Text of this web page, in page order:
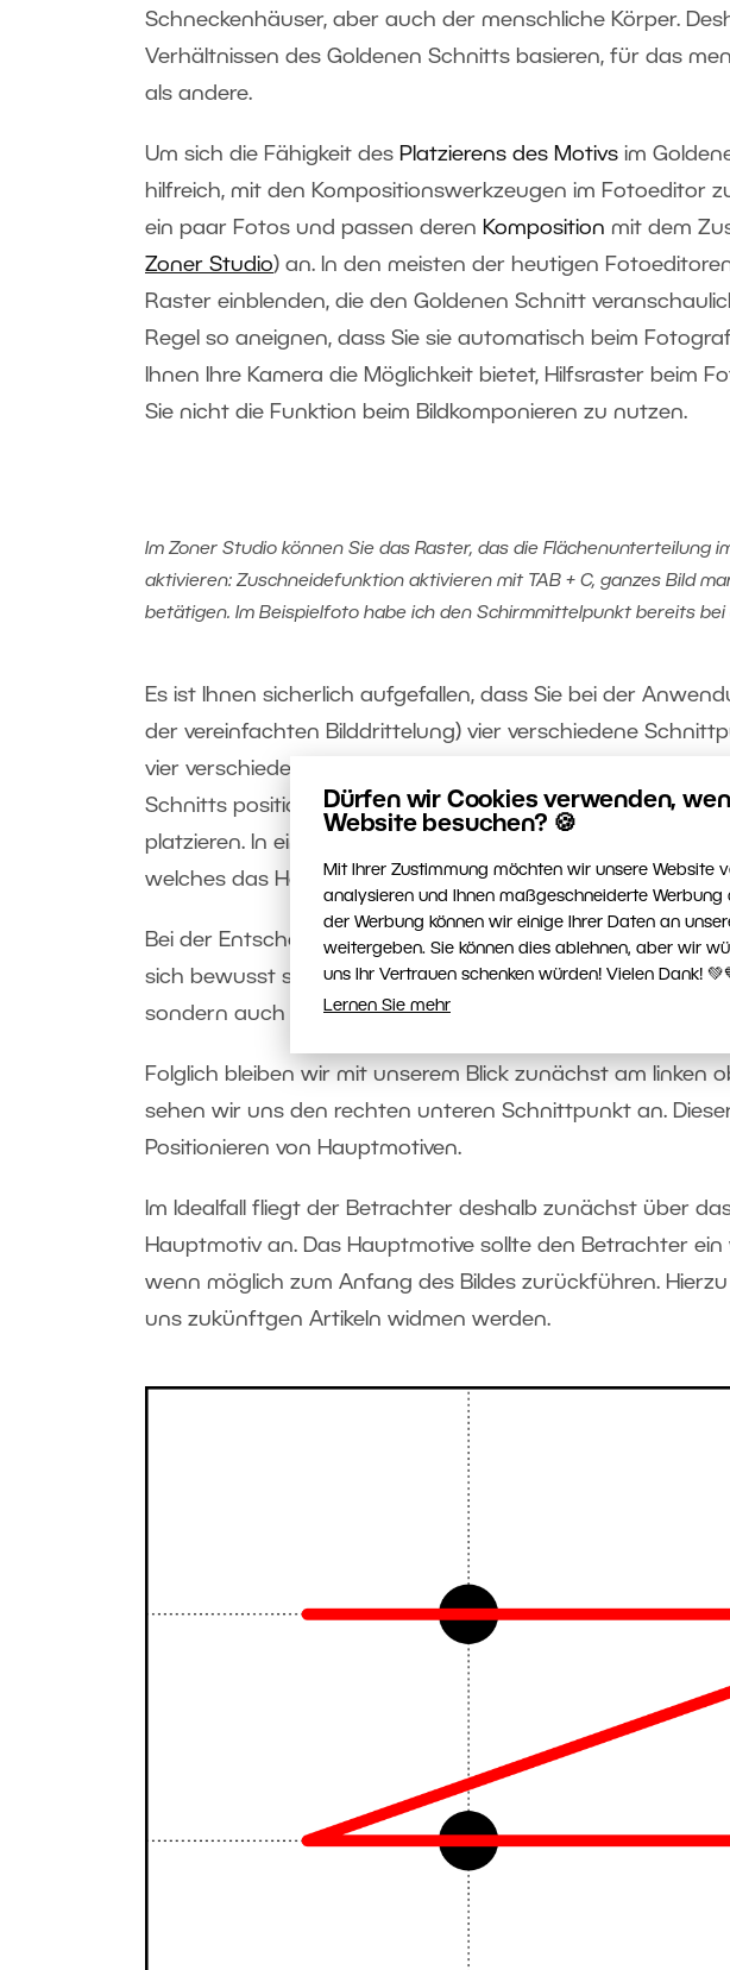
Dürfen wir Cookies verwenden,
Website besuchen? 🍪
Mit Ihrer Zustimmung möchten wir unsere Website
analysieren und Ihnen maßgeschneiderte Werbung
der Werbung können wir einige Ihrer Daten an
weitergeben. Sie können dies ablehnen, aber wir
uns Ihr Vertrauen schenken würden! Vielen Dank!
Lernen Sie mehr
Schneckenhäuser, aber auch der menschliche Körper.
Verhältnissen des Goldenen Schnitts basieren, für das
als andere.
Um sich die Fähigkeit des Platzierens des Motivs im
hilfreich, mit den Kompositionswerkzeugen im Fotoeditor
ein paar Fotos und passen deren Komposition mit dem
Zoner Studio) an. In den meisten der heutigen
Raster einblenden, die den Goldenen Schnitt
Regel so aneignen, dass Sie sie automatisch beim
Ihnen Ihre Kamera die Möglichkeit bietet, Hilfsraster beim
Sie nicht die Funktion beim Bildkomponieren zu nutzen.
Im Zoner Studio können Sie das Raster, das die Flächenunterteilung
aktivieren: Zuschneidefunktion aktivieren mit TAB + C, ganzes Bild
betätigen. Im Beispielfoto habe ich den Schirmmittelpunkt bereits
Es ist Ihnen sicherlich aufgefallen, dass Sie bei der
der vereinfachten Bilddrittelung) vier verschiedene
vier verschiedene Optionen, wo Sie Ihr Hauptmotiv unter
Schnitts positionieren können. Im Idealfall können Sie das
platzieren. In einem weiteren platzieren Sie zum Beispiel ein
welches das Hauptmotiv optisch ausbalanciert.
Bei der Entscheidung, in welchen der Schnittpunkte man
sich bewusst sein, auf welche Weise in der westlichen
sondern auch Bilder werden bei uns von links nach rechts
Folglich bleiben wir mit unserem Blick zunächst am linken
sehen wir uns den rechten unteren Schnittpunkt an.
Positionieren von Hauptmotiven.
Im Idealfall fliegt der Betrachter deshalb zunächst über
Hauptmotiv an. Das Hauptmotive sollte den Betrachter
wenn möglich zum Anfang des Bildes zurückführen.
uns zukünftgen Artikeln widmen werden.